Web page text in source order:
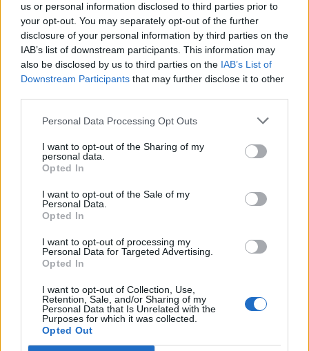
us or personal information disclosed to third parties prior to
your opt-out. You may separately opt-out of the further
disclosure of your personal information by third parties on the
IAB’s list of downstream participants. This information may
also be disclosed by us to third parties on the IAB’s List of
Downstream Participants that may further disclose it to other
Personal Data Processing Opt Outs
I want to opt-out of the Sharing of my
personal data.
Opted In
I want to opt-out of the Sale of my
Personal Data.
Opted In
I want to opt-out of processing my
Personal Data for Targeted Advertising.
Opted In
I want to opt-out of Collection, Use,
Retention, Sale, and/or Sharing of my
Personal Data that Is Unrelated with the
Purposes for which it was collected.
Opted Out
Gonzalez, az egyik megmenekült fiatal a családot "angyaloknak
nevezi a káoszban". Sose felejtik el, amit értük tettek, és örökké
hálásak lesznek.
Ez a történet is bemutatja, milyen csodálatos szerepet tölthetnek
be kutyáink az életünkben, és az emberekkel összefogva milyen
csodákra képesek.
Indexkép forrás: https://dailytimes.com.pk
kérünklájkold Facebook oldalunkat!
Témába vág
vöröskeresztes kutyák
Az első világháborúban a brit Vöröskereszt
csapatait speciálisan képzett kutyák
katonák segítségére legyenek. Ez az ő történetük.